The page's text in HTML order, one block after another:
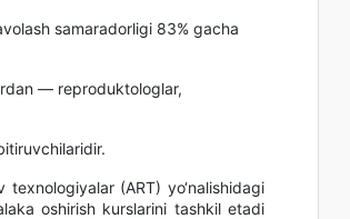
samaradorligi 83% gacha
— reproduktologlar,
(ART) yo‘nalishidagi
oshirish kurslarini tashkil etadi